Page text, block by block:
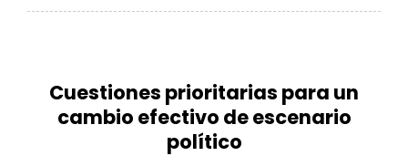
Cuestiones prioritarias para un
cambio efectivo de escenario
político